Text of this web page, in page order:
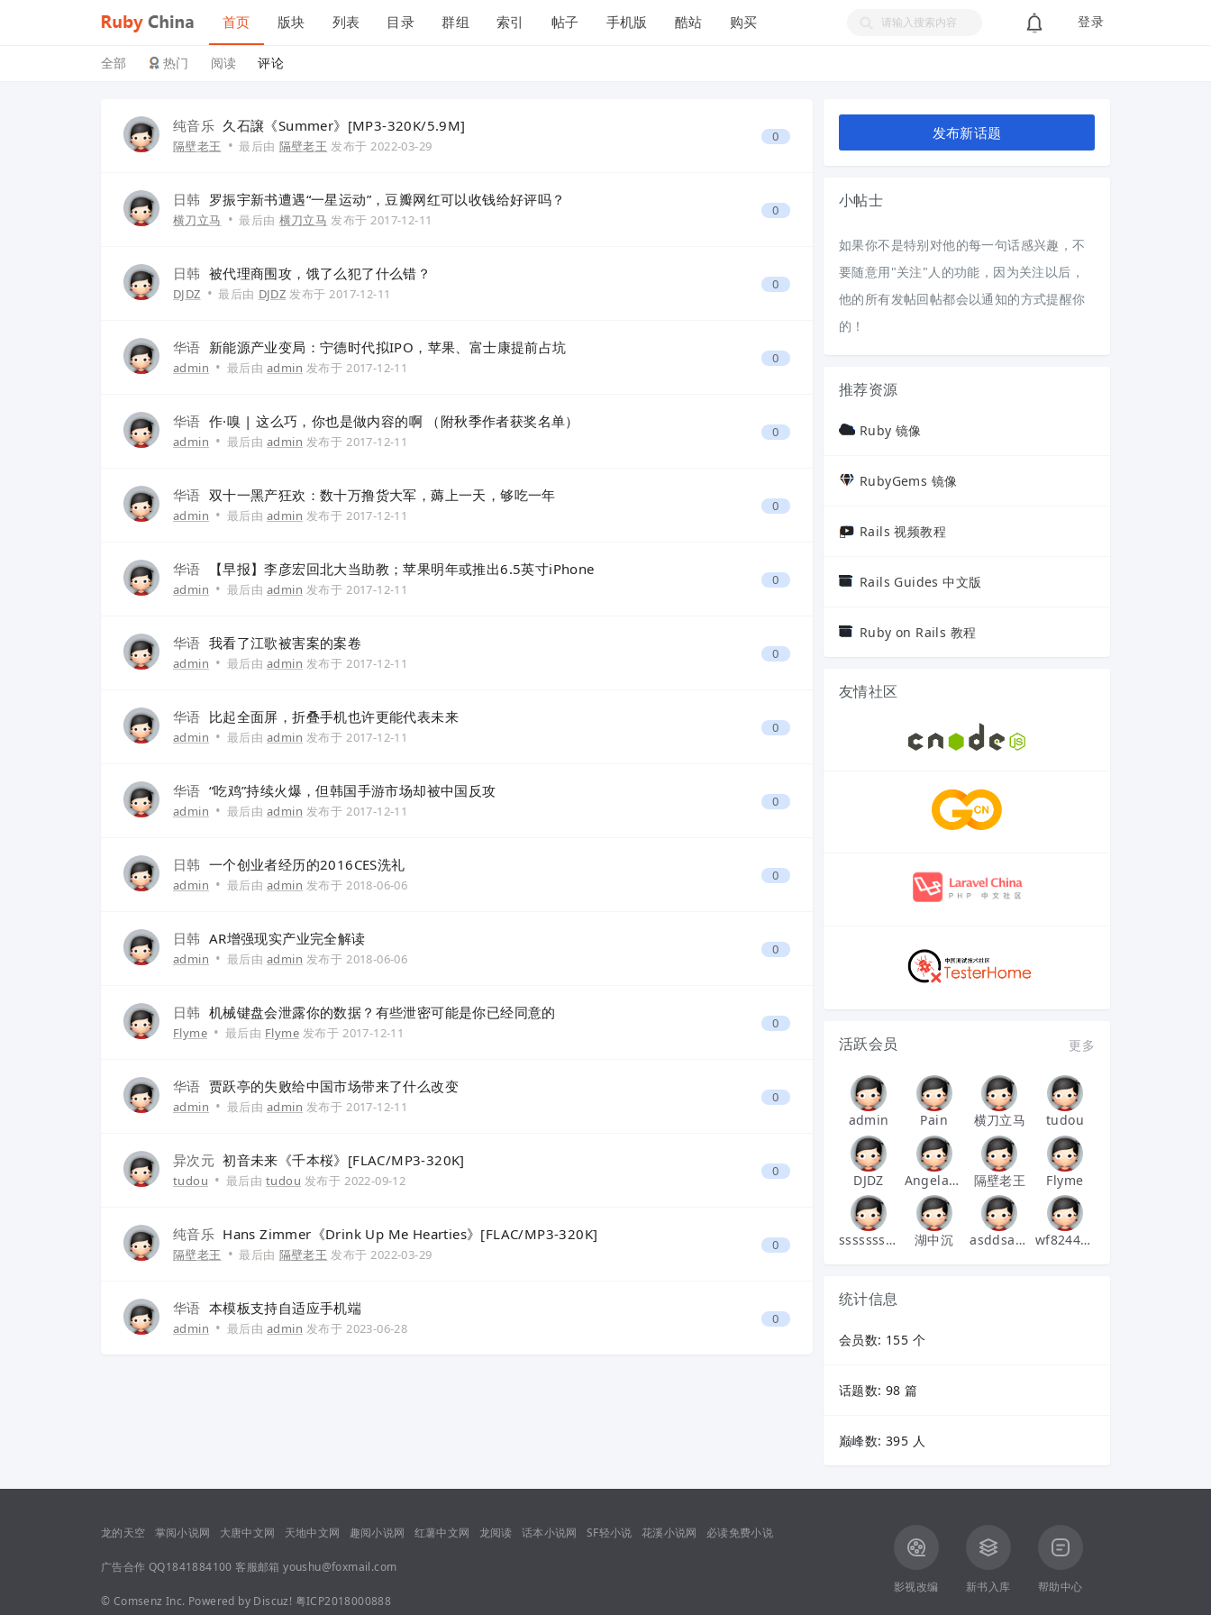
登录
首页 版块 列表 目录 群组 索引 帖子 手机版 酷站 购买
全部 热门 阅读 评论
纯音乐 久石譲《Summer》[MP3-320K/5.9M]
隔壁老王 • 最后由 隔壁老王 发布于 2022-03-29
0
日韩 罗振宇新书遭遇“一星运动”，豆瓣网红可以收钱给好评吗？
横刀立马 • 最后由 横刀立马 发布于 2017-12-11
0
日韩 被代理商围攻，饿了么犯了什么错？
DJDZ • 最后由 DJDZ 发布于 2017-12-11
0
华语 新能源产业变局：宁德时代拟IPO，苹果、富士康提前占坑
admin • 最后由 admin 发布于 2017-12-11
0
华语 作·嗅 | 这么巧，你也是做内容的啊 （附秋季作者获奖名单）
admin • 最后由 admin 发布于 2017-12-11
0
华语 双十一黑产狂欢：数十万撸货大军，薅上一天，够吃一年
admin • 最后由 admin 发布于 2017-12-11
0
华语 【早报】李彦宏回北大当助教；苹果明年或推出6.5英寸iPhone
admin • 最后由 admin 发布于 2017-12-11
0
华语 我看了江歌被害案的案卷
admin • 最后由 admin 发布于 2017-12-11
0
华语 比起全面屏，折叠手机也许更能代表未来
admin • 最后由 admin 发布于 2017-12-11
0
华语 “吃鸡”持续火爆，但韩国手游市场却被中国反攻
admin • 最后由 admin 发布于 2017-12-11
0
日韩 一个创业者经历的2016CES洗礼
admin • 最后由 admin 发布于 2018-06-06
0
日韩 AR增强现实产业完全解读
admin • 最后由 admin 发布于 2018-06-06
0
日韩 机械键盘会泄露你的数据？有些泄密可能是你已经同意的
Flyme • 最后由 Flyme 发布于 2017-12-11
0
华语 贾跃亭的失败给中国市场带来了什么改变
admin • 最后由 admin 发布于 2017-12-11
0
异次元 初音未来《千本桜》[FLAC/MP3-320K]
tudou • 最后由 tudou 发布于 2022-09-12
0
纯音乐 Hans Zimmer《Drink Up Me Hearties》[FLAC/MP3-320K]
隔壁老王 • 最后由 隔壁老王 发布于 2022-03-29
0
华语 本模板支持自适应手机端
admin • 最后由 admin 发布于 2023-06-28
0
发布新话题
小帖士
如果你不是特别对他的每一句话感兴趣，不
要随意用"关注"人的功能，因为关注以后，
他的所有发帖回帖都会以通知的方式提醒你
的！
推荐资源
Ruby 镜像
RubyGems 镜像
Rails 视频教程
Rails Guides 中文版
Ruby on Rails 教程
友情社区
活跃会员 更多
admin Pain 横刀立马 tudou
DJDZ Angelababy 隔壁老王 Flyme
sssssssssssssss 湖中沉 asddsa123 wf8244639
统计信息
会员数: 155 个
话题数: 98 篇
巅峰数: 395 人
龙的天空 掌阅小说网 大唐中文网 天地中文网 趣阅小说网 红薯中文网 龙阅读 话本小说网 SF轻小说 花溪小说网 必读免费小说
广告合作 QQ1841884100 客服邮箱 youshu@foxmail.com
© Comsenz Inc. Powered by Discuz! 粤ICP2018000888
影视改编 新书入库 帮助中心